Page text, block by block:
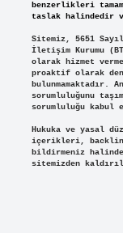
benzerlikleri
taslak halindedir
Sitemiz, 5651
İletişim Kurumu
olarak hizmet
proaktif olarak
bulunmamaktadır.
sorumluluğunu
sorumluluğu kabul
Hukuka ve yasal
içerikleri,
bildirmeniz
sitemizden